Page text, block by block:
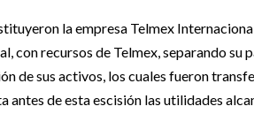
la empresa Telmex
con recursos de Telmex, separando su
de sus activos, los cuales fueron
antes de esta escisión las utilidades